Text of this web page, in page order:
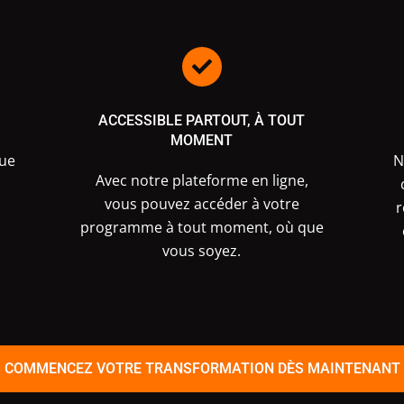
ACCESSIBLE PARTOUT, À TOUT
MOMENT
Avec notre plateforme en ligne,
vous pouvez accéder à votre
programme à tout moment, où que
vous soyez.
COMMENCEZ VOTRE TRANSFORMATION DÈS MAINTENANT